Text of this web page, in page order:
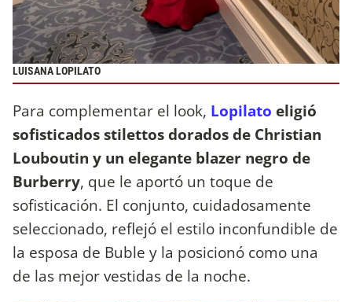
LUISANA LOPILATO
Para complementar el look, Lopilato eligió
sofisticados stilettos dorados de Christian
Louboutin y un elegante blazer negro de
Burberry, que le aportó un toque de
sofisticación. El conjunto, cuidadosamente
seleccionado, reflejó el estilo inconfundible de
la esposa de Buble y la posicionó como una
de las mejor vestidas de la noche.